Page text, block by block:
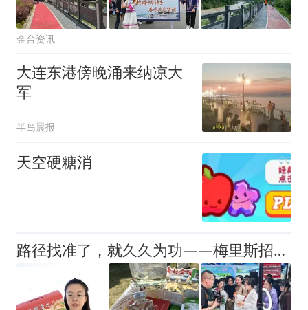
金台资讯
大连东港傍晚涌来纳凉大
军
半岛晨报
天空硬糖消
路径找准了，就久久为功——梅里斯招商引资的深层逻辑